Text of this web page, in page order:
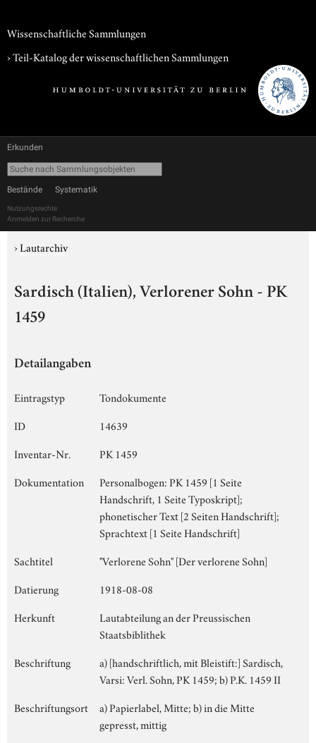
Wissenschaftliche Sammlungen
› Teil-Katalog der wissenschaftlichen Sammlungen
Erkunden
Bestände Systematik
Nutzungsrechte
Anmelden zur Recherche
›Lautarchiv
Sardisch (Italien), Verlorener Sohn - PK
1459
Detailangaben
Eintragstyp
Tondokumente
ID
14639
Inventar-Nr.
PK 1459
Dokumentation
Personalbogen: PK 1459 [1 Seite
Handschrift, 1 Seite Typoskript];
phonetischer Text [2 Seiten Handschrift];
Sprachtext [1 Seite Handschrift]
Sachtitel
"Verlorene Sohn" [Der verlorene Sohn]
Datierung
1918-08-08
Herkunft
Lautabteilung an der Preussischen
Staatsbiblithek
Beschriftung
a) [handschriftlich, mit Bleistift:] Sardisch,
Varsi: Verl. Sohn, PK 1459; b) P.K. 1459 II
Beschriftungsort
a) Papierlabel, Mitte; b) in die Mitte
gepresst, mittig